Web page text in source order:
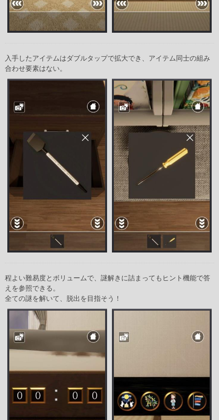
入手したアイテムはダブルタップで拡大でき、アイテム同士の組み
合わせ要素はない。
程よい難易度とボリュームで、謎解きに詰まってもヒント機能で答
えを参照できる。
全ての謎を解いて、脱出を目指そう！